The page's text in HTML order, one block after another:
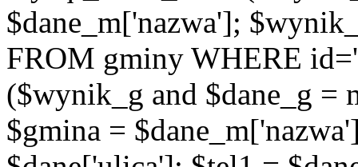
$dane_m['nazwa'];
FROM gminy WHERE
($wynik_g and $dane_g =
$gmina =